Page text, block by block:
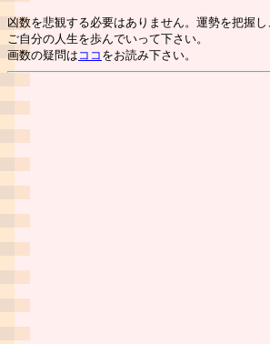
凶数を悲観する必要はありません。運勢を把握
ご自分の人生を歩んでいって下さい。
画数の疑問は ココ をお読み下さい。